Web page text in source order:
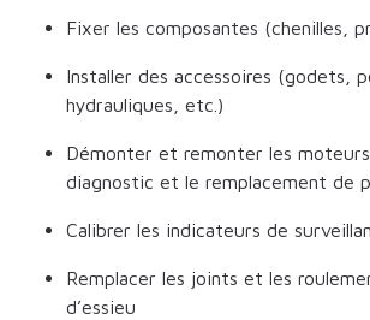
Fixer les composantes (chenilles,
Installer des accessoires (godets,
hydrauliques, etc.)
Démonter et remonter les
diagnostic et le remplacement de
Calibrer les indicateurs de
Remplacer les joints et les
d’essieu